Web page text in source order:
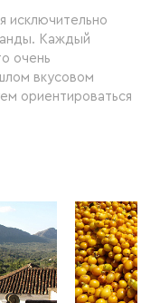
исключительно
Каждый
очень
вкусовом
ориентироваться